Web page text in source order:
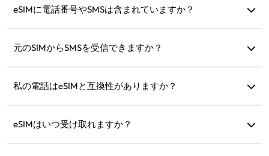
有効です。その日のデータ量を使い切ると速度が128kbpsに
eSIMに電話番号やSMSは含まれていますか？
プリを使って通信できます。
元のSIMからSMSを受信できますか？
きるようにeSIMと元のSIMを同時に有効化できます。
私の電話はeSIMと互換性がありますか？
するには、互換性チェックページをご覧ください。
eSIMはいつ受け取れますか？